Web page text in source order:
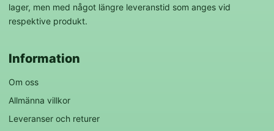
lager, men med något längre leveranstid som anges vid
respektive produkt.
Information
Om oss
Allmänna villkor
Leveranser och returer